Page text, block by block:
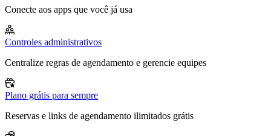
Conecte aos apps que você já usa
Controles administrativos
Centralize regras de agendamento e gerencie equipes
Plano grátis para sempre
Reservas e links de agendamento ilimitados grátis